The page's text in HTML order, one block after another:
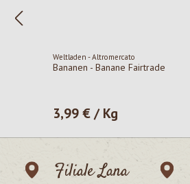
Weltladen - Altromercato
Bananen - Banane Fairtrade
Regulärer Preis:
3,99 € / Kg
Filiale Lana